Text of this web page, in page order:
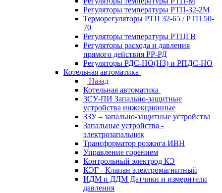
Регуляторы температуры РТП-32-2М
Терморегуляторы РТП 32-65 / РТП 50-
70
Регуляторы температуры РТЦГВ
Регуляторы расхода и давления
прямого действия РР-РД
Регуляторы РДС-НО(НЗ) и РПДС-НО
Котельная автоматика
Назад
Котельная автоматика
ЗСУ-ПИ Запально-защитные
устройства инжекционные
ЗЗУ – запально-защитные устройства
Запальные устройства -
электрозапальник
Трансформатор розжига ИВН
Управление горением
Контрольный электрод КЭ
КЭГ - Клапан электромагнитный
ИДМ и ДДМ Датчики и измерители
давления